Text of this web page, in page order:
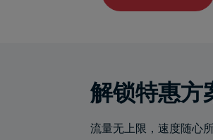
解锁特惠方
流量无上限，速度随心